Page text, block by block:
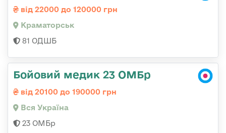
від 22000 до 120000 грн
Краматорськ
81 ОДШБ
Бойовий медик 23 ОМБр
від 20100 до 190000 грн
Вся Україна
23 ОМБр